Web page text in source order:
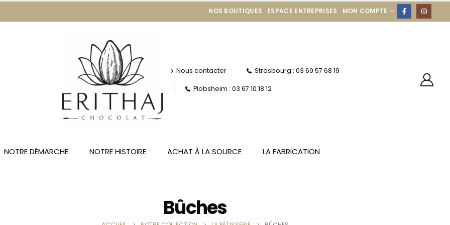
NOS BOUTIQUES ESPACE ENTREPRISES MON COMPTE
Nous contacter Strasbourg : 03 69 57 68 19
Plobsheim : 03 67 10 18 12
NOTRE DÉMARCHE NOTRE HISTOIRE ACHAT À LA SOURCE LA FABRICATION
Bûches